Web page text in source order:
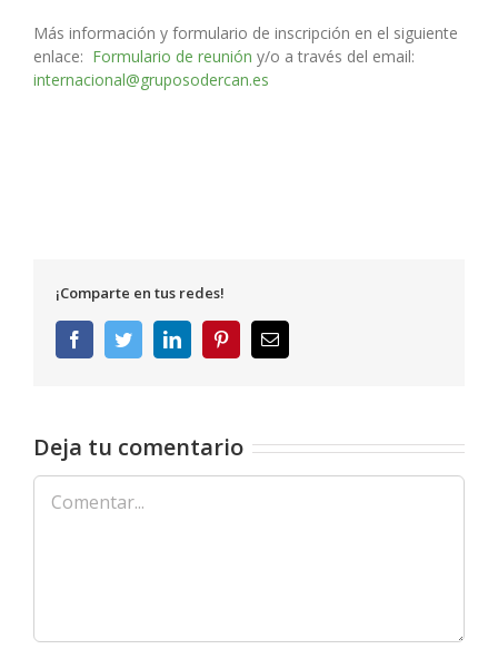
Más información y formulario de inscripción en el siguiente
enlace: Formulario de reunión y/o a través del email:
internacional@gruposodercan.es
¡Comparte en tus redes!
FacebookTwitterLinkedInPinterestCorreo
electrónico
Deja tu comentario
Comentar